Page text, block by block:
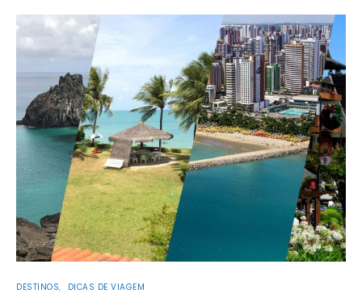
DESTINOS DICAS DE VIAGEM